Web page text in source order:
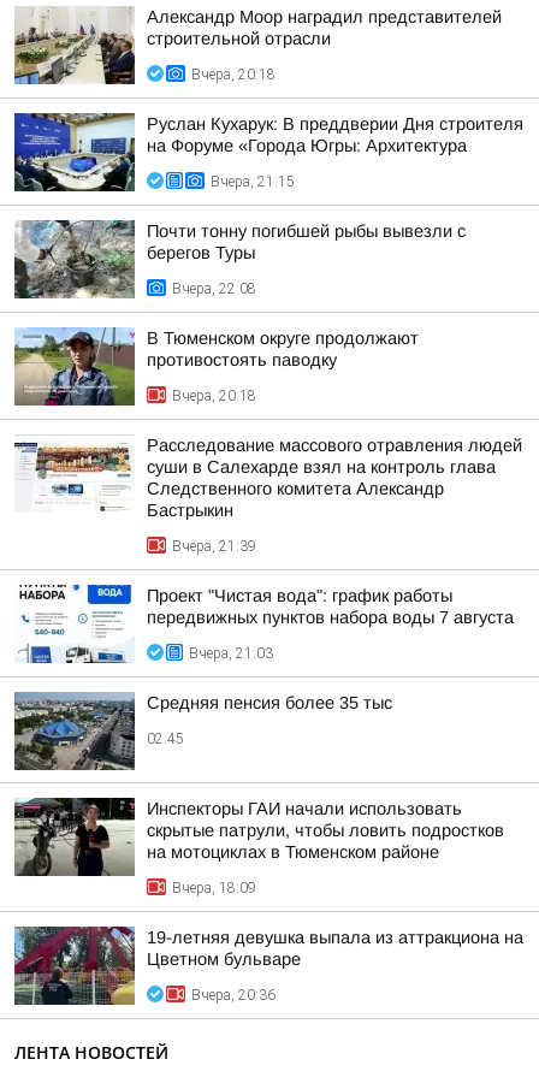
Александр Моор наградил представителей
строительной отрасли
Вчера, 20:18
Руслан Кухарук: В преддверии Дня строителя
на Форуме «Города Югры: Архитектура
Вчера, 21:15
Почти тонну погибшей рыбы вывезли с
берегов Туры
Вчера, 22:08
В Тюменском округе продолжают
противостоять паводку
Вчера, 20:18
Расследование массового отравления людей
суши в Салехарде взял на контроль глава
Следственного комитета Александр
Бастрыкин
Вчера, 21:39
Проект "Чистая вода": график работы
передвижных пунктов набора воды 7 августа
Вчера, 21:03
Средняя пенсия более 35 тыс
02:45
Инспекторы ГАИ начали использовать
скрытые патрули, чтобы ловить подростков
на мотоциклах в Тюменском районе
Вчера, 18:09
19-летняя девушка выпала из аттракциона на
Цветном бульваре
Вчера, 20:36
ЛЕНТА НОВОСТЕЙ